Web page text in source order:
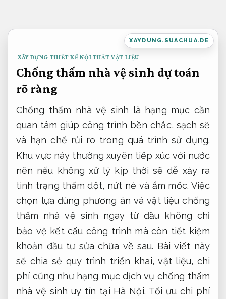
nội
XAYDUNG.SUACHUA.DE
XÂY DỰNG THIẾT KẾ NỘI THẤT VẬT LIỆU
Chống thấm nhà vệ sinh dự toán
rõ ràng
Chống thấm nhà vệ sinh là hạng mục cần
quan tâm giúp công trình bền chắc, sạch sẽ
và hạn chế rủi ro trong quá trình sử dụng.
Khu vực này thường xuyên tiếp xúc với nước
nên nếu không xử lý kịp thời sẽ dễ xảy ra
tình trạng thấm dột, nứt nẻ và ẩm mốc. Việc
chọn lựa đúng phương án và vật liệu chống
thấm nhà vệ sinh ngay từ đầu không chỉ
bảo vệ kết cấu công trình mà còn tiết kiệm
khoản đầu tư sửa chữa về sau. Bài viết này
sẽ chia sẻ quy trình triển khai, vật liệu, chi
phí cũng như hạng mục dịch vụ chống thấm
nhà vệ sinh uy tín tại Hà Nội. Tối ưu chi phí